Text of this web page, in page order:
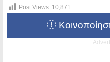
Post Views: 10,871